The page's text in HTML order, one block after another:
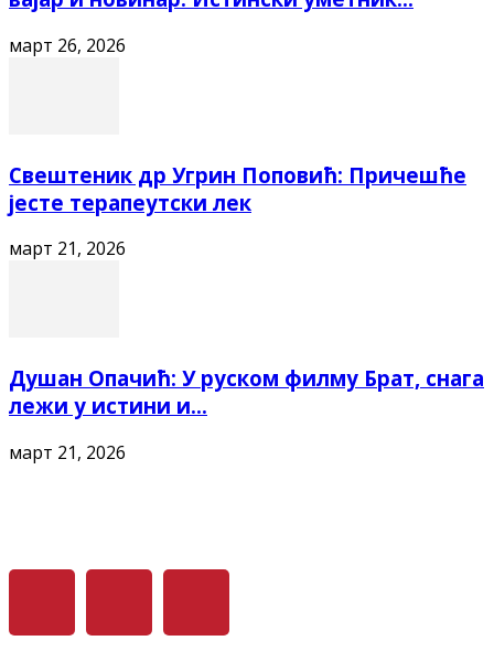
март 26, 2026
Свештеник др Угрин Поповић: Причешће
јесте терапеутски лек
март 21, 2026
Душан Опачић: У руском филму Брат, снага
лежи у истини и...
март 21, 2026